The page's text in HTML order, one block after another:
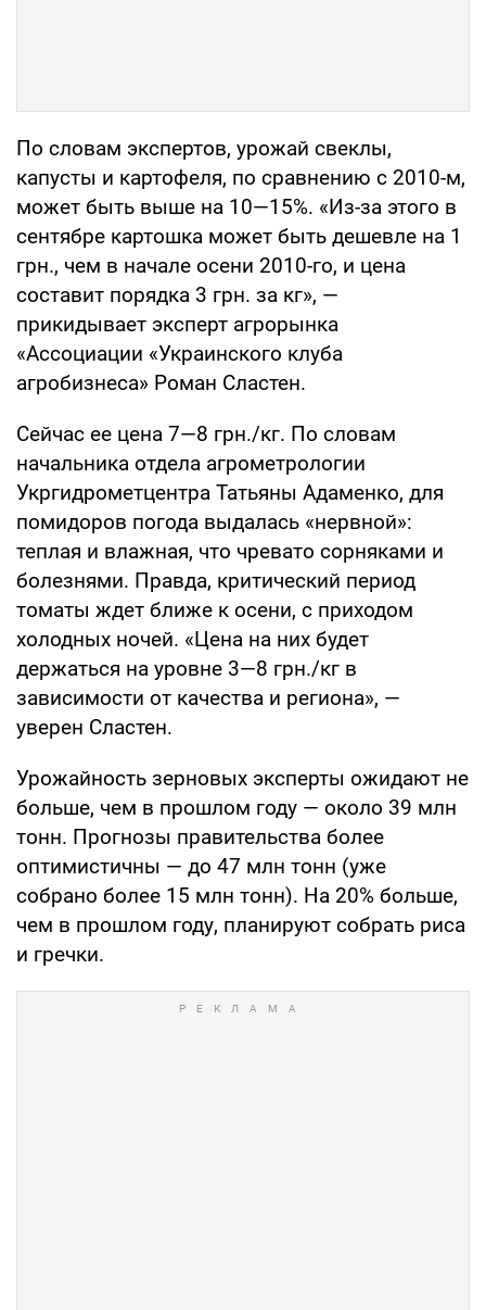
По словам экспертов, урожай свеклы,
капусты и картофеля, по сравнению с 2010-м,
может быть выше на 10—15%. «Из-за этого в
сентябре картошка может быть дешевле на 1
грн., чем в начале осени 2010-го, и цена
составит порядка 3 грн. за кг», —
прикидывает эксперт агрорынка
«Ассоциации «Украинского клуба
агробизнеса» Роман Сластен.
Сейчас ее цена 7—8 грн./кг. По словам
начальника отдела агрометрологии
Укргидрометцентра Татьяны Адаменко, для
помидоров погода выдалась «нервной»:
теплая и влажная, что чревато сорняками и
болезнями. Правда, критический период
томаты ждет ближе к осени, с приходом
холодных ночей. «Цена на них будет
держаться на уровне 3—8 грн./кг в
зависимости от качества и региона», —
уверен Сластен.
Урожайность зерновых эксперты ожидают не
больше, чем в прошлом году — около 39 млн
тонн. Прогнозы правительства более
оптимистичны — до 47 млн тонн (уже
собрано более 15 млн тонн). На 20% больше,
чем в прошлом году, планируют собрать риса
и гречки.